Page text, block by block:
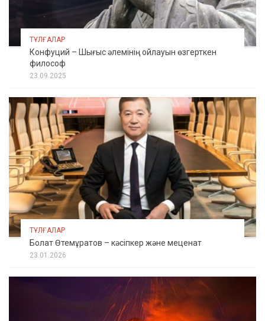
ТҰЛҒАЛАР
Конфуций – Шығыс әлемінің ойлауын өзгерткен
философ
23.09.2025
ТҰЛҒАЛАР
Болат Өтемұратов – кәсіпкер және меценат
23.01.2026